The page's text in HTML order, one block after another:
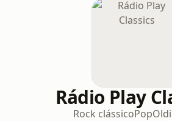
Rádio Play
Rock clássicoPop